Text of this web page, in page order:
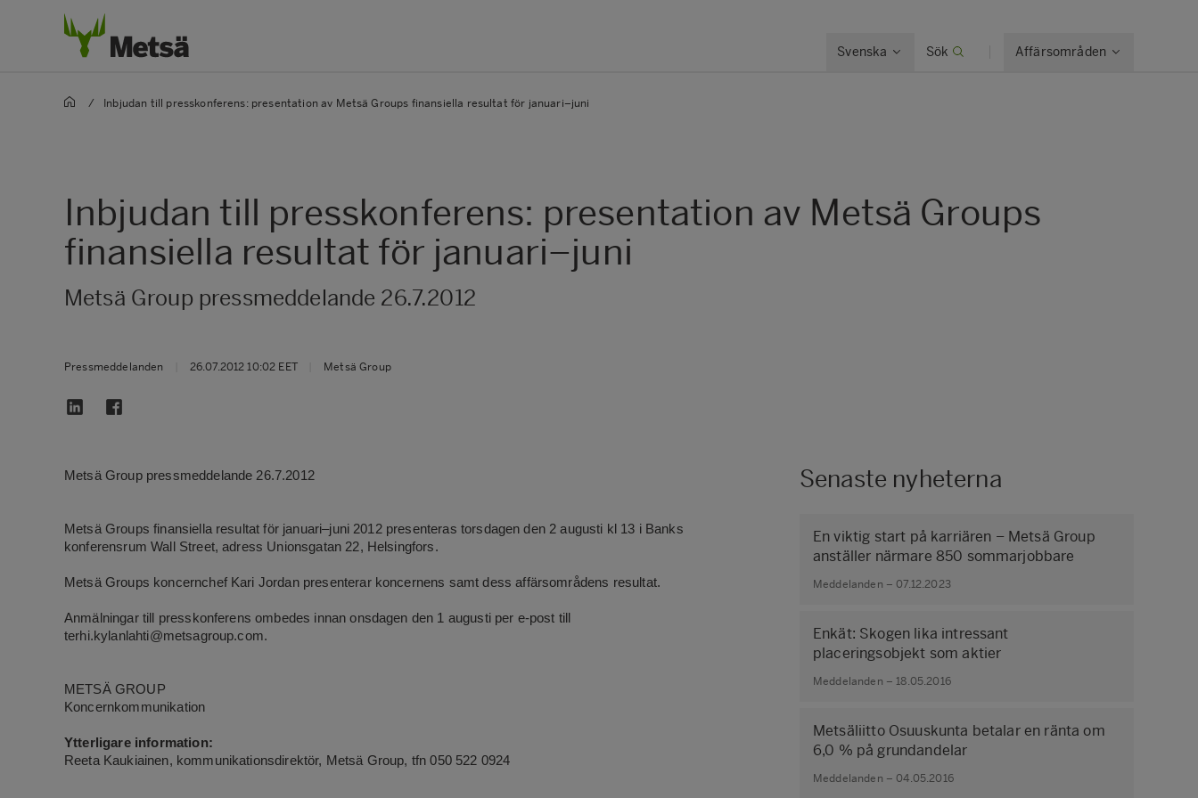
Svenska Sök Affärsområden
/ Inbjudan till presskonferens: presentation av Metsä Groups finansiella resultat för januari–juni
Inbjudan till presskonferens: presentation av Metsä Groups
finansiella resultat för januari–juni
Metsä Group pressmeddelande 26.7.2012
Pressmeddelanden 26.07.2012 10:02 EET Metsä Group
Metsä Group pressmeddelande 26.7.2012
Metsä Groups finansiella resultat för januari–juni 2012 presenteras torsdagen den 2 augusti kl 13 i Banks
konferensrum Wall Street, adress Unionsgatan 22, Helsingfors.
Metsä Groups koncernchef Kari Jordan presenterar koncernens samt dess affärsområdens resultat.
Anmälningar till presskonferens ombedes innan onsdagen den 1 augusti per e-post till
terhi.kylanlahti@metsagroup.com.
METSÄ GROUP
Koncernkommunikation
Ytterligare information:
Reeta Kaukiainen, kommunikationsdirektör, Metsä Group, tfn 050 522 0924
Senaste nyheterna
En viktig start på karriären – Metsä Group
anställer närmare 850 sommarjobbare
Meddelanden – 07.12.2023
Enkät: Skogen lika intressant
placeringsobjekt som aktier
Meddelanden – 18.05.2016
Metsäliitto Osuuskunta betalar en ränta om
6,0 % på grundandelar
Meddelanden – 04.05.2016